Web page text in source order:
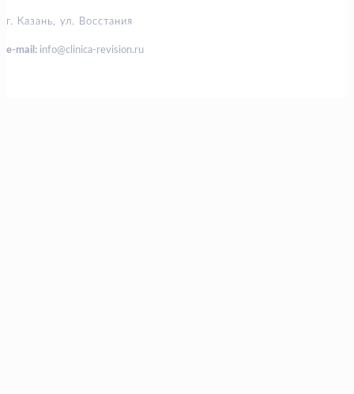
г. Казань, ул. Восстания
e-mail: info@clinica-revision.ru